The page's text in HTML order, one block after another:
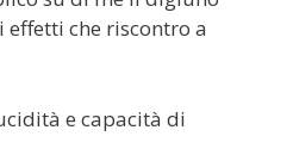
che riscontro a
e capacità di